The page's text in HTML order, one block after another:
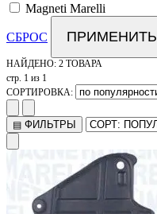
Magneti Marelli
СБРОС ПРИМЕНИТЬ
НАЙДЕНО: 2 ТОВАРА
стр. 1 из 1
СОРТИРОВКА:
▤ ФИЛЬТРЫ